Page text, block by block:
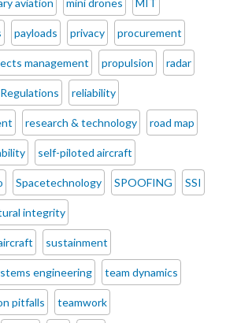
aviation mini drones MIT
payloads privacy procurement
management propulsion radar
Regulations reliability
research & technology road map
self-piloted aircraft
Spacetechnology SPOOFING SSI
integrity
sustainment
engineering team dynamics
pitfalls teamwork